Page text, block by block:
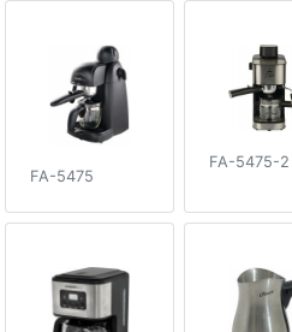
FA-5475
FA-5475-2